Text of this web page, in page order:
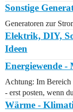
Sonstige
Generatoren zur
Elektrik, DIY,
Ideen
Energiewende -
Achtung: Im Bereich
- erst posten, wenn
Wärme -